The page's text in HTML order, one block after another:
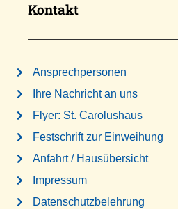
Kontakt
Ansprechpersonen
Ihre Nachricht an uns
Flyer: St. Carolushaus
Festschrift zur Einweihung
Anfahrt / Hausübersicht
Impressum
Datenschutzbelehrung